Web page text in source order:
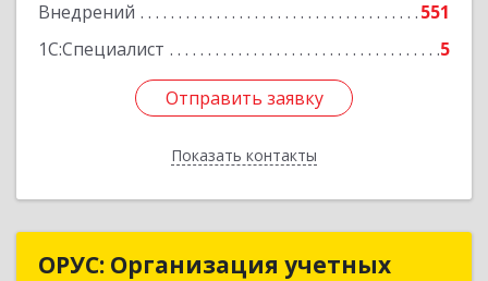
Внедрений
551
1С:Специалист
5
Отправить заявку
Показать контакты
Подробнее
Отправить заявку
Назад
ОРУС: Организация учетных
ОРУС: Организация учетных